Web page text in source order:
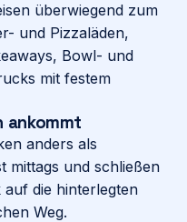
überwiegend zum
und Pizzaläden,
Bowl- und
mit festem
ankommt
anders als
mittags und schließen
die hinterlegten
Weg.